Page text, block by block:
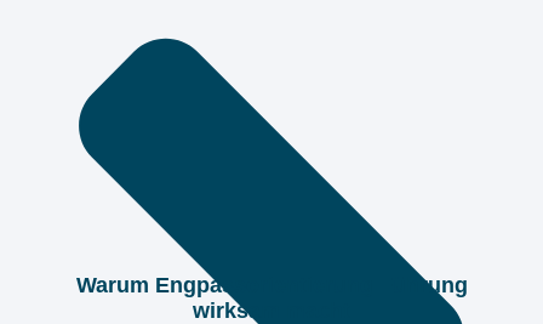
Warum Engpassorientierung Führung
wirksam macht